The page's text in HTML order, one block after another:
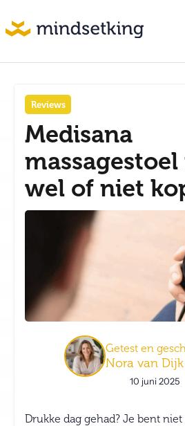
Reviews
Medisana
wel of niet
Getest en
Nora van Dijk
10 juni 2025
Drukke dag gehad? Je bent